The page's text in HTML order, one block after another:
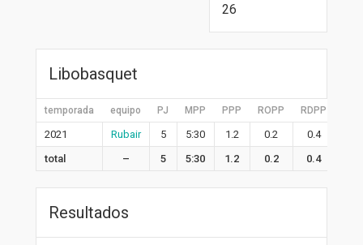
26
Libobasquet
temporada equipo PJ MPP PPP ROPP RDPP
2021 Rubair 5 5:30 1.2 0.2 0.4
total
– 5 5:30 1.2 0.2 0.4
Resultados